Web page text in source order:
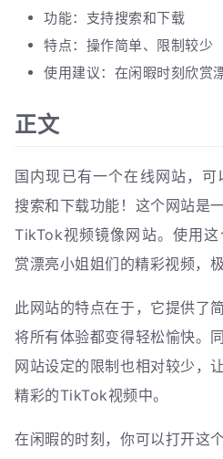
功能：支持搜索和下载
特点：操作简单、限制较少
使用建议：在闲暇时刻欣赏
正文
国内现已有一个在线网站，
搜索和下载功能！这个网站是
TikTok视频镜像网站。使用
赏漂亮小姐姐们的精彩视频，
此网站的特点在于，它提供了
将所有体验都变得轻松愉快。
网站设定的限制也相对较少，
精彩的TikTok视频中。
在闲暇的时刻，你可以打开这